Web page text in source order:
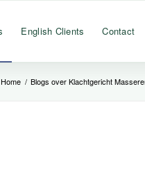
English Clients Contact
Home / Blogs over Klachtgericht